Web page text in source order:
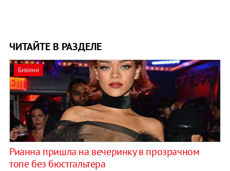
ЧИТАЙТЕ В РАЗДЕЛЕ
Бикини
Рианна пришла на вечеринку в прозрачном
топе без бюстгальтера